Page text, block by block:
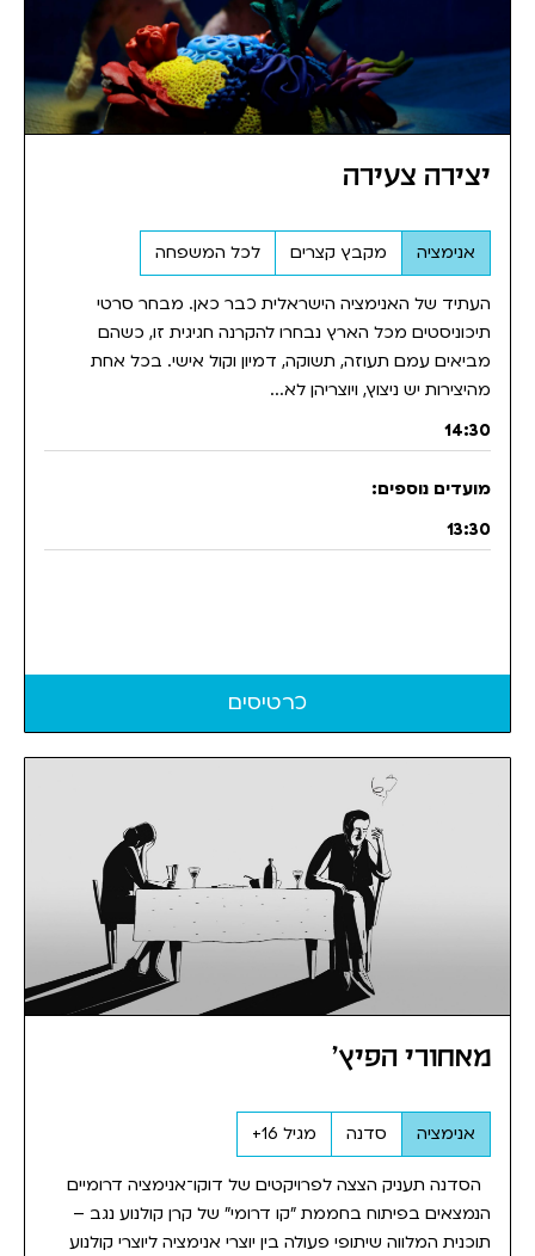
יצירה צעירה
אנימציה מקבץ קצרים לכל המשפחה
העתיד של האנימציה הישראלית כבר כאן. מבחר סרטי
תיכוניסטים מכל הארץ נבחרו להקרנה חגיגית זו, כשהם
מביאים עמם תעוזה, תשוקה, דמיון וקול אישי. בכל אחת
מהיצירות יש ניצוץ, ויוצריהן לא...
14:30
13:30
כרטיסים
מאחורי הפיץ'
אנימציה סדנה מגיל 16+
הסדנה תעניק הצצה לפרויקטים של דוקו־אנימציה דרומיים
הנמצאים בפיתוח בחממת "קו דרומי" של קרן קולנוע נגב –
תוכנית המלווה שיתופי פעולה בין יוצרי אנימציה ליוצרי קולנוע